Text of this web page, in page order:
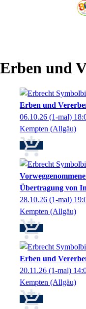
Erben und
Erben und
06.10.26 (1-mal)
Kempten (Allgäu)
Übertragung von
28.10.26 (1-mal)
Kempten (Allgäu)
Erben und
20.11.26 (1-mal)
Kempten (Allgäu)